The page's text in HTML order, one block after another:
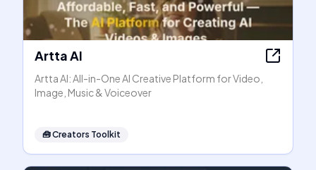
Artta AI
Artta AI: All-in-One AI Creative Platform for Video,
Image, Music & Voiceover
🧰Creators Toolkit